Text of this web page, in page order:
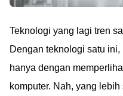
Teknologi yang lagi tren
Dengan teknologi satu
hanya dengan
komputer. Nah, yang